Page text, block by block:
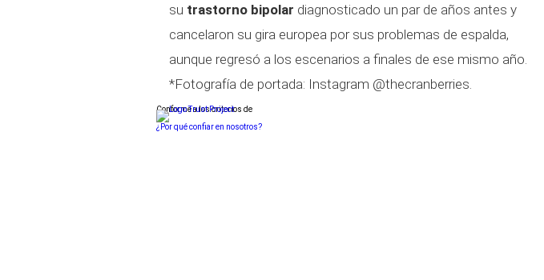
su trastorno bipolar diagnosticado un par de años antes y
cancelaron su gira europea por sus problemas de espalda,
aunque regresó a los escenarios a finales de ese mismo año.
*Fotografía de portada: Instagram @thecranberries.
Conforme a los criterios de
¿Por qué confiar en nosotros?